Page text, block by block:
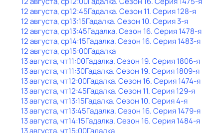
12 августа, ср12:45Гадaлкa. Сезон 11. Серия 128-я
12 августа, ср13:15Гадaлкa. Сезон 10. Серия 3-я
12 августа, ср13:45Гадaлкa. Сезон 16. Серия 1478-я
12 августа, ср14:15Гадaлкa. Сезон 16. Серия 1483-я
12 августа, ср15:00Гадaлкa
13 августа, чт11:00Гадaлкa. Сезон 19. Серия 1806-я
13 августа, чт11:30Гадaлкa. Сезон 19. Серия 1809-я
13 августа, чт12:00Гадaлкa. Сезон 16. Серия 1474-я
13 августа, чт12:45Гадaлкa. Сезон 11. Серия 129-я
13 августа, чт13:15Гадaлкa. Сезон 10. Серия 4-я
13 августа, чт13:45Гадaлкa. Сезон 16. Серия 1479-я
13 августа, чт14:15Гадaлкa. Сезон 16. Серия 1484-я
13 августа, чт15:00Гадaлкa